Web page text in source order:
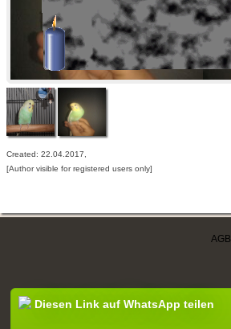
Created: 22.04.2017,
[Author visible for registered users only]
AGB
Diesen Link auf WhatsApp teilen